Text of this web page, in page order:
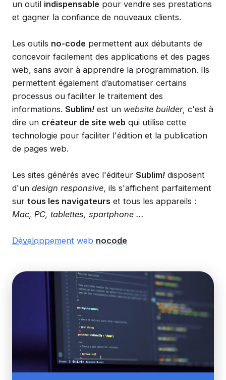
un outil indispensable pour vendre ses prestations
et gagner la confiance de nouveaux clients.
Les outils no-code permettent aux débutants de
concevoir facilement des applications et des pages
web, sans avoir à apprendre la programmation. Ils
permettent également d’automatiser certains
processus ou faciliter le traitement des
informations. Sublim! est un website builder, c'est à
dire un créateur de site web qui utilise cette
technologie pour faciliter l'édition et la publication
de pages web.
Les sites générés avec l'éditeur Sublim! disposent
d'un design responsive, ils s'affichent parfaitement
sur tous les navigateurs et tous les appareils :
Mac, PC, tablettes, spartphone ...
Développement web nocode